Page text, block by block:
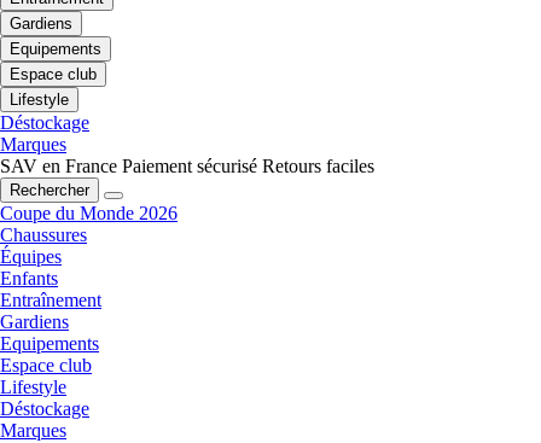
Gardiens
Equipements
Espace club
Lifestyle
Déstockage
Marques
SAV en France Paiement sécurisé Retours faciles
Rechercher
Coupe du Monde 2026
Chaussures
Équipes
Enfants
Entraînement
Gardiens
Equipements
Espace club
Lifestyle
Déstockage
Marques